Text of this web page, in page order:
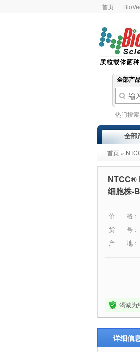
首页
全部产
热门搜索
全部
首页 »
NTCC®
细胞株-
价 格：
货 号：
产 地：
竭诚为
详细信